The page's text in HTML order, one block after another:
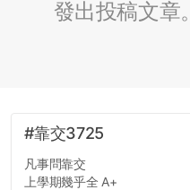
發出投稿文章。
#靠交3725
凡事問靠交
上學期幾乎全 A+